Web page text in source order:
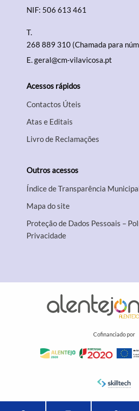
NIF: 506 613 461
T.
268 889 310 (Chamada para
E.geral@cm-vilavicosa.pt
Acessos rápidos
Contactos Úteis
Atas e Editais
Livro de Reclamações
Outros acessos
Índice de Transparência
Mapa do site
Proteção de Dados Pessoais –
Privacidade
Cofinanciado por